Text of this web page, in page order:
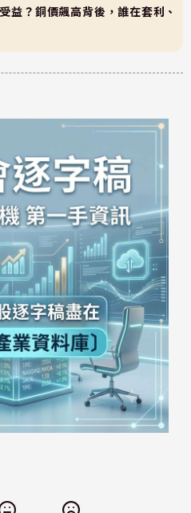
益？銅價飆高背後，誰在套利、